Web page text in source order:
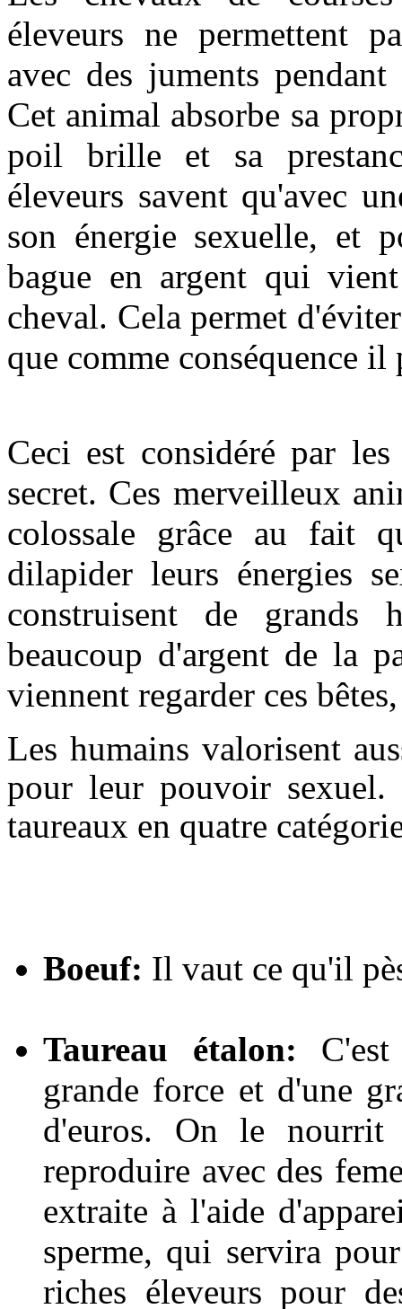
éleveurs ne permettent
avec des juments
Cet animal absorbe sa
poil brille et sa
éleveurs savent qu'avec
son énergie sexuelle, et
bague en argent qui
cheval. Cela permet
que comme conséquence il
Ceci est considéré par
secret. Ces merveilleux
colossale grâce au fait
dilapider leurs énergies
construisent de grands
beaucoup d'argent de la
viennent regarder ces
Les humains valorisent
pour leur pouvoir sexuel.
taureaux en quatre
Boeuf: Il vaut ce qu'il
Taureau étalon:
grande force et d'une
d'euros. On le
reproduire avec des
extraite à l'aide
sperme, qui servira
riches éleveurs pour